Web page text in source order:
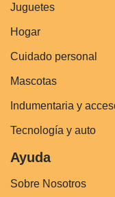
Juguetes
Hogar
Cuidado personal
Mascotas
Indumentaria y
Tecnología y auto
Ayuda
Sobre Nosotros